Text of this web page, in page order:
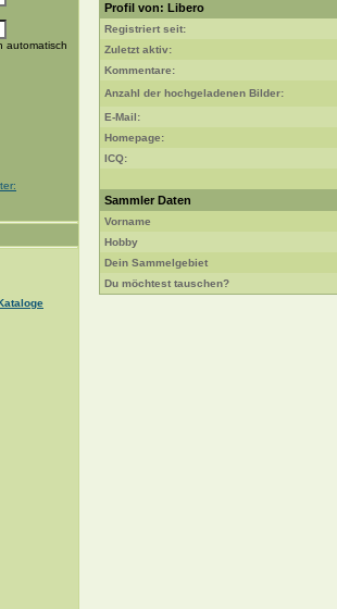
automatisch
Profil von: Libero
Registriert seit:
Zuletzt aktiv:
Kommentare:
Anzahl der hochgeladenen Bilder:
E-Mail:
Homepage:
ICQ:
Sammler Daten
Vorname
Hobby
Dein Sammelgebiet
Du möchtest tauschen?